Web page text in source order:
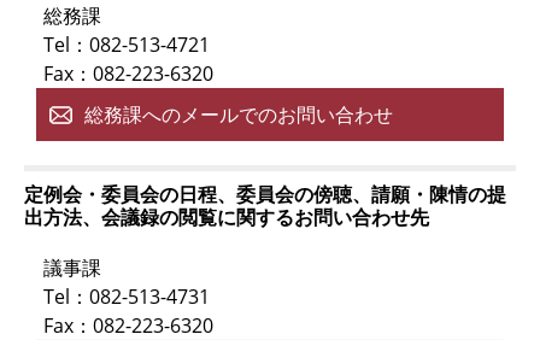
総務課
Tel：082-513-4721
Fax：082-223-6320
総務課へのメールでのお問い合わせ
定例会・委員会の日程、委員会の傍聴、請願・陳情の提
出方法、会議録の閲覧に関するお問い合わせ先
議事課
Tel：082-513-4731
Fax：082-223-6320